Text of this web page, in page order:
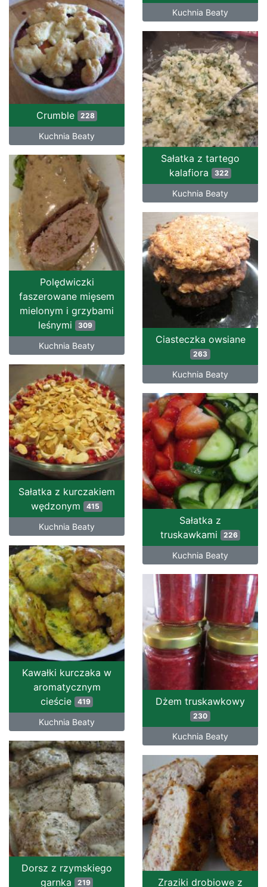
Kuchnia Beaty
Crumble 228
Kuchnia Beaty
Sałatka z tartego
kalafiora
322
Kuchnia Beaty
Polędwiczki
faszerowane mięsem
mielonym i grzybami
leśnymi 309
Kuchnia Beaty
Ciasteczka owsiane
263
Kuchnia Beaty
Sałatka z kurczakiem
wędzonym 415
Kuchnia Beaty
Sałatka z
truskawkami
226
Kuchnia Beaty
Kawałki kurczaka w
aromatycznym
cieście
419
Kuchnia Beaty
Dżem truskawkowy
230
Kuchnia Beaty
Dorsz z rzymskiego
garnka
219 Zraziki drobiowe z